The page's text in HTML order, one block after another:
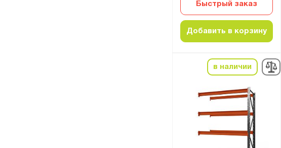
Быстрый заказ
Добавить в корзину
в наличии